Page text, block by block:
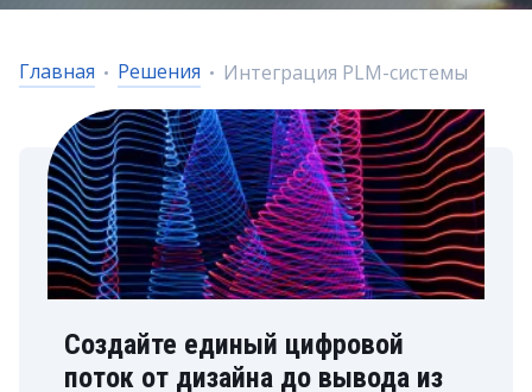
Главная Решения Интеграция PLM-системы
Создайте единый цифровой
поток от дизайна до вывода из